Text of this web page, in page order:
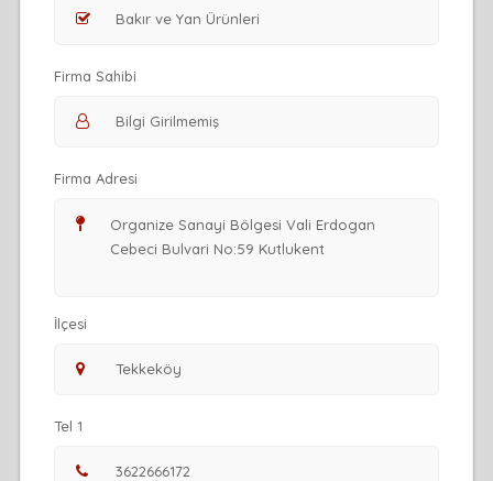
Firma Sahibi
Firma Adresi
İlçesi
Tel 1